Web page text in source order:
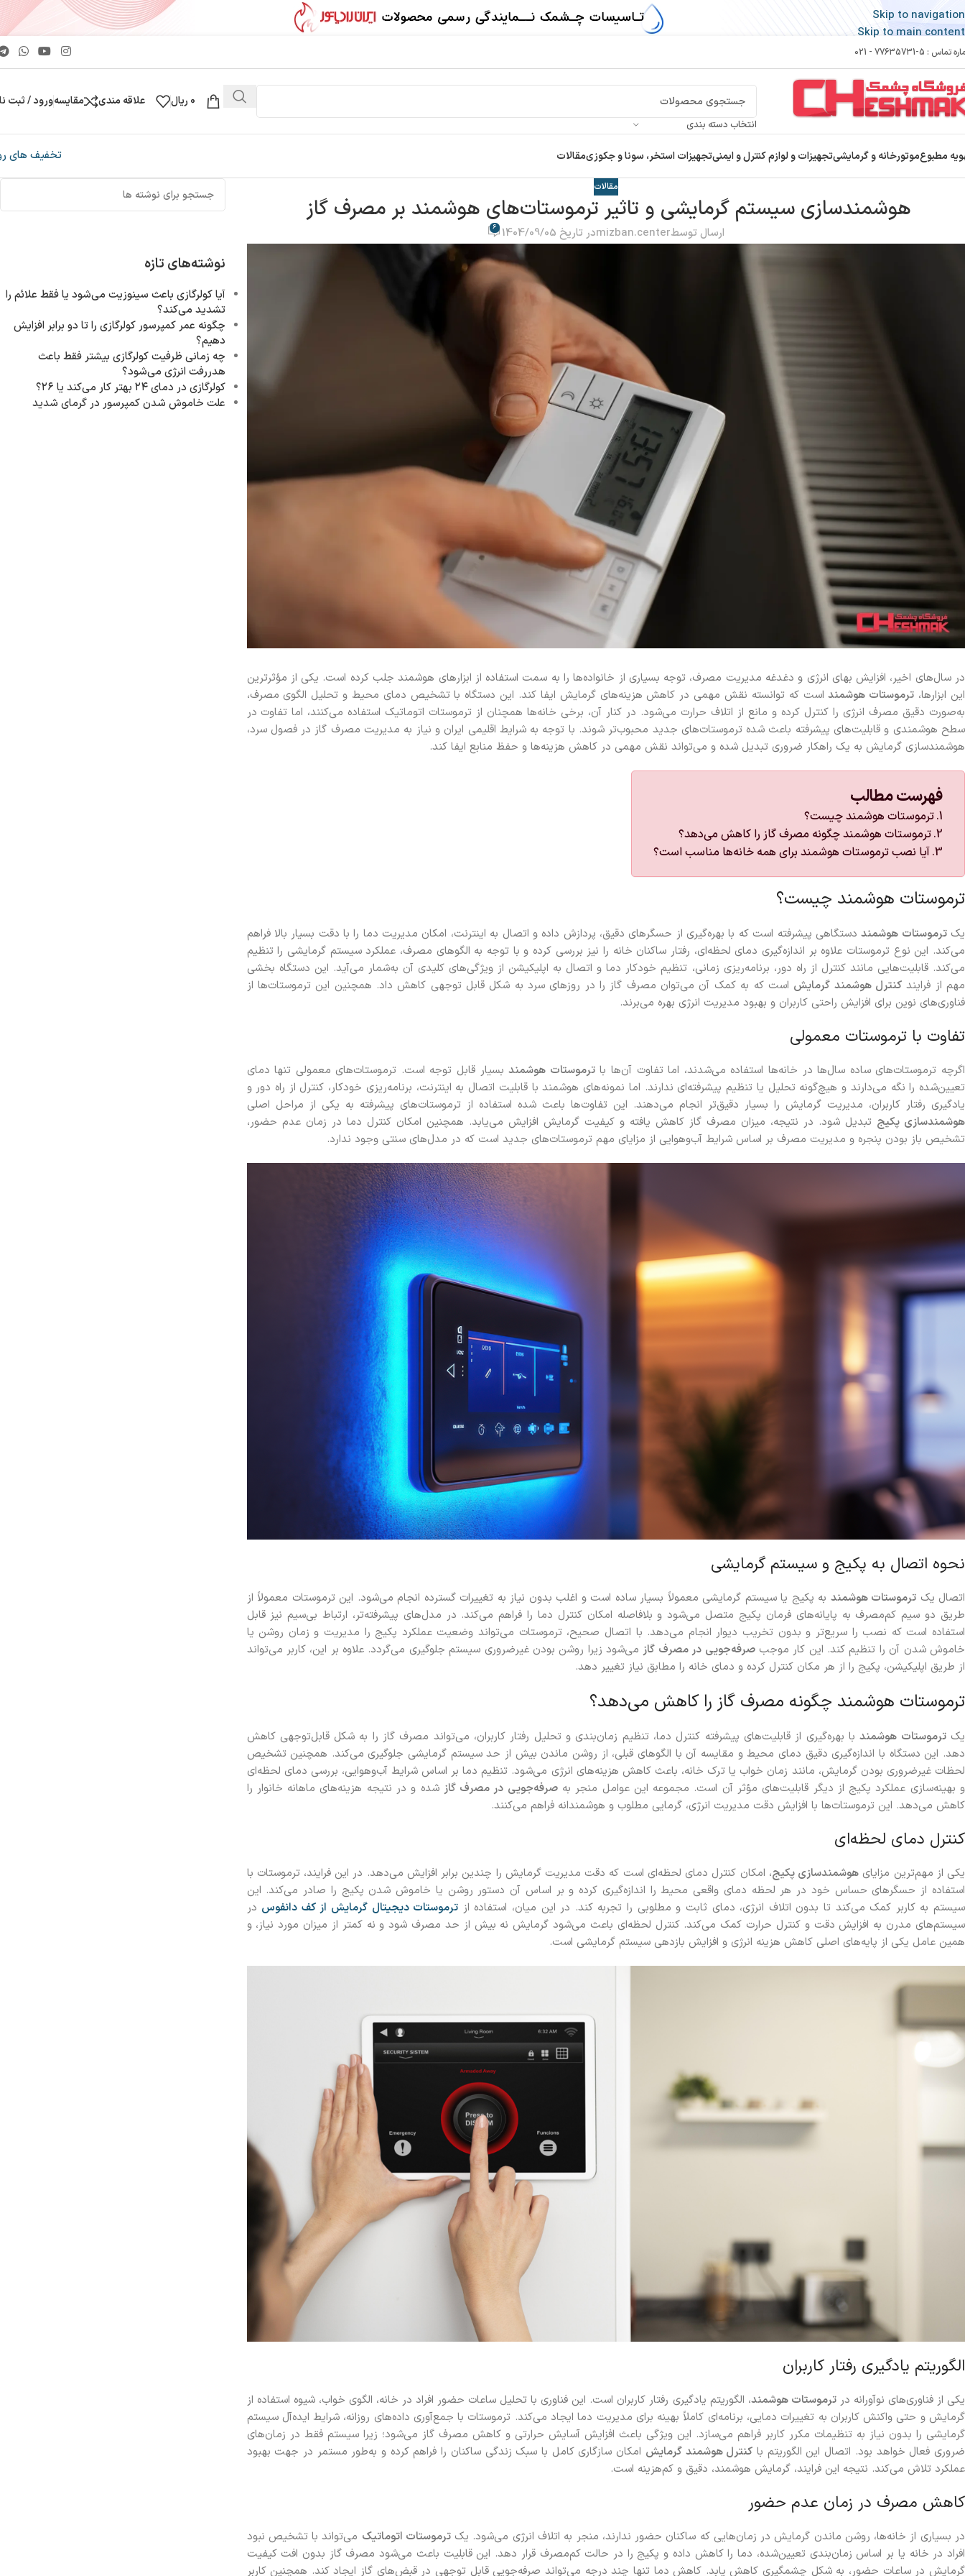
Skip to navigation
Skip to main content
تماس : 5-77635731 - 021
انتخاب دسته بندی
0 ریال علاقه مندی مقایسهورود / ثبت
مطبوعموتورخانه و گرمایشیتجهیزات و لوازم کنترل و ایمنیتجهیزات استخر، سونا و جکوزیمقالات تخفیف های
مقالات
هوشمندسازی سیستم گرمایشی و تاثیر ترموستات‌های هوشمند بر مصرف گاز
ارسال توسطmizban.centerدر تاریخ 1404/09/05 6
در سال‌های اخیر، افزایش بهای انرژی و دغدغه مدیریت مصرف، توجه بسیاری از خانواده‌ها را به سمت استفاده از ابزارهای هوشمند جلب کرده است. یکی از مؤثرترین
این ابزارها، ترموستات هوشمنداست که توانسته نقش مهمی در کاهش هزینه‌های گرمایش ایفا کند. این دستگاه با تشخیص دمای محیط و تحلیل الگوی مصرف،
به‌صورت دقیق مصرف انرژی را کنترل کرده و مانع از اتلاف حرارت می‌شود. در کنار آن، برخی خانه‌ها همچنان از ترموستات اتوماتیک استفاده می‌کنند، اما تفاوت در
سطح هوشمندی و قابلیت‌های پیشرفته باعث شده ترموستات‌های جدید محبوب‌تر شوند. با توجه به شرایط اقلیمی ایران و نیاز به مدیریت مصرف گاز در فصول سرد،
هوشمندسازی گرمایش به یک راهکار ضروری تبدیل شده و می‌تواند نقش مهمی در کاهش هزینه‌ها و حفظ منابع ایفا کند.
فهرست مطالب
ترموستات هوشمند چیست؟
ترموستات هوشمند چگونه مصرف گاز را کاهش می‌دهد؟
آیا نصب ترموستات هوشمند برای همه خانه‌ها مناسب است؟
ترموستات هوشمند چیست؟
یکترموستات هوشمنددستگاهی پیشرفته است که با بهره‌گیری از حسگرهای دقیق، پردازش داده و اتصال به اینترنت، امکان مدیریت دما را با دقت بسیار بالا فراهم
می‌کند. این نوع ترموستات علاوه بر اندازه‌گیری دمای لحظه‌ای، رفتار ساکنان خانه را نیز بررسی کرده و با توجه به الگوهای مصرف، عملکرد سیستم گرمایشی را تنظیم
می‌کند. قابلیت‌هایی مانند کنترل از راه دور، برنامه‌ریزی زمانی، تنظیم خودکار دما و اتصال به اپلیکیشن از ویژگی‌های کلیدی آن به‌شمار می‌آید. این دستگاه بخشی
مهم از فرایندکنترل هوشمند گرمایش است که به کمک آن می‌توان مصرف گاز را در روزهای سرد به شکل قابل توجهی کاهش داد. همچنین این ترموستات‌ها از
فناوری‌های نوین برای افزایش راحتی کاربران و بهبود مدیریت انرژی بهره می‌برند.
تفاوت با ترموستات معمولی
اگرچه ترموستات‌های ساده سال‌ها در خانه‌ها استفاده می‌شدند، اما تفاوت آن‌ها باترموستات هوشمندبسیار قابل توجه است. ترموستات‌های معمولی تنها دمای
تعیین‌شده را نگه می‌دارند و هیچ‌گونه تحلیل یا تنظیم پیشرفته‌ای ندارند. اما نمونه‌های هوشمند با قابلیت اتصال به اینترنت، برنامه‌ریزی خودکار، کنترل از راه دور و
یادگیری رفتار کاربران، مدیریت گرمایش را بسیار دقیق‌تر انجام می‌دهند. این تفاوت‌ها باعث شده استفاده از ترموستات‌های پیشرفته به یکی از مراحل اصلی
هوشمندسازی پکیج تبدیل شود. در نتیجه، میزان مصرف گاز کاهش یافته و کیفیت گرمایش افزایش می‌یابد. همچنین امکان کنترل دما در زمان عدم حضور،
تشخیص باز بودن پنجره و مدیریت مصرف بر اساس شرایط آب‌وهوایی از مزایای مهم ترموستات‌های جدید است که در مدل‌های سنتی وجود ندارد.
نحوه اتصال به پکیج و سیستم گرمایشی
اتصال یک ترموستات هوشمند به پکیج یا سیستم گرمایشی معمولاً بسیار ساده است و اغلب بدون نیاز به تغییرات گسترده انجام می‌شود. این ترموستات معمولاً از
طریق دو سیم کم‌مصرف به پایانه‌های فرمان پکیج متصل می‌شود و بلافاصله امکان کنترل دما را فراهم می‌کند. در مدل‌های پیشرفته‌تر، ارتباط بی‌سیم نیز قابل
استفاده است که نصب را سریع‌تر و بدون تخریب دیوار انجام می‌دهد. با اتصال صحیح، ترموستات می‌تواند وضعیت عملکرد پکیج را مدیریت و زمان روشن یا
خاموش شدن آن را تنظیم کند. این کار موجبصرفه‌جویی در مصرف گازمی‌شود زیرا روشن بودن غیرضروری سیستم جلوگیری می‌گردد. علاوه بر این، کاربر می‌تواند
از طریق اپلیکیشن، پکیج را از هر مکان کنترل کرده و دمای خانه را مطابق نیاز تغییر دهد.
ترموستات هوشمند چگونه مصرف گاز را کاهش می‌دهد؟
یکترموستات هوشمندبا بهره‌گیری از قابلیت‌های پیشرفته کنترل دما، تنظیم زمان‌بندی و تحلیل رفتار کاربران، می‌تواند مصرف گاز را به شکل قابل‌توجهی کاهش
دهد. این دستگاه با اندازه‌گیری دقیق دمای محیط و مقایسه آن با الگوهای قبلی، از روشن ماندن بیش از حد سیستم گرمایشی جلوگیری می‌کند. همچنین تشخیص
لحظات غیرضروری بودن گرمایش، مانند زمان خواب یا ترک خانه، باعث کاهش هزینه‌های انرژی می‌شود. تنظیم دما بر اساس شرایط آب‌وهوایی، بررسی دمای لحظه‌ای
و بهینه‌سازی عملکرد پکیج از دیگر قابلیت‌های مؤثر آن است. مجموعه این عوامل منجر بهصرفه‌جویی در مصرف گاز شده و در نتیجه هزینه‌های ماهانه خانوار را
کاهش می‌دهد. این ترموستات‌ها با افزایش دقت مدیریت انرژی، گرمایی مطلوب و هوشمندانه فراهم می‌کنند.
کنترل دمای لحظه‌ای
یکی از مهم‌ترین مزایای هوشمندسازی پکیج، امکان کنترل دمای لحظه‌ای است که دقت مدیریت گرمایش را چندین برابر افزایش می‌دهد. در این فرایند، ترموستات با
استفاده از حسگرهای حساس خود در هر لحظه دمای واقعی محیط را اندازه‌گیری کرده و بر اساس آن دستور روشن یا خاموش شدن پکیج را صادر می‌کند. این
سیستم به کاربر کمک می‌کند تا بدون اتلاف انرژی، دمای ثابت و مطلوبی را تجربه کند. در این میان، استفاده از ترموستات دیجیتال گرمایش از کف دانفوس در
سیستم‌های مدرن به افزایش دقت و کنترل حرارت کمک می‌کند. کنترل لحظه‌ای باعث می‌شود گرمایش نه بیش از حد مصرف شود و نه کمتر از میزان مورد نیاز، و
همین عامل یکی از پایه‌های اصلی کاهش هزینه انرژی و افزایش بازدهی سیستم گرمایشی است.
الگوریتم یادگیری رفتار کاربران
یکی از فناوری‌های نوآورانه درترموستات هوشمند، الگوریتم یادگیری رفتار کاربران است. این فناوری با تحلیل ساعات حضور افراد در خانه، الگوی خواب، شیوه استفاده از
گرمایش و حتی واکنش کاربران به تغییرات دمایی، برنامه‌ای کاملاً بهینه برای مدیریت دما ایجاد می‌کند. ترموستات با جمع‌آوری داده‌های روزانه، شرایط ایده‌آل سیستم
گرمایشی را بدون نیاز به تنظیمات مکرر کاربر فراهم می‌سازد. این ویژگی باعث افزایش آسایش حرارتی و کاهش مصرف گاز می‌شود؛ زیرا سیستم فقط در زمان‌های
ضروری فعال خواهد بود. اتصال این الگوریتم با کنترل هوشمند گرمایش امکان سازگاری کامل با سبک زندگی ساکنان را فراهم کرده و به‌طور مستمر در جهت بهبود
عملکرد تلاش می‌کند. نتیجه این فرایند، گرمایش هوشمند، دقیق و کم‌هزینه است.
کاهش مصرف در زمان عدم حضور
در بسیاری از خانه‌ها، روشن ماندن گرمایش در زمان‌هایی که ساکنان حضور ندارند، منجر به اتلاف انرژی می‌شود. یکترموستات اتوماتیک می‌تواند با تشخیص نبود
افراد در خانه یا بر اساس زمان‌بندی تعیین‌شده، دما را کاهش داده و پکیج را در حالت کم‌مصرف قرار دهد. این قابلیت باعث می‌شود مصرف گاز بدون افت کیفیت
گرمایش در ساعات حضور، به شکل چشمگیری کاهش یابد. کاهش دما تنها چند درجه می‌تواند صرفه‌جویی قابل توجهی در قبض‌های گاز ایجاد کند. همچنین کاربر
نوشته‌های تازه
آیا کولرگازی باعث سینوزیت می‌شود یا فقط علائم را
تشدید می‌کند؟
چگونه عمر کمپرسور کولرگازی را تا دو برابر افزایش
دهیم؟
چه زمانی ظرفیت کولرگازی بیشتر فقط باعث
هدررفت انرژی می‌شود؟
کولرگازی در دمای ۲۴ بهتر کار می‌کند یا ۲۶؟
علت خاموش شدن کمپرسور در گرمای شدید